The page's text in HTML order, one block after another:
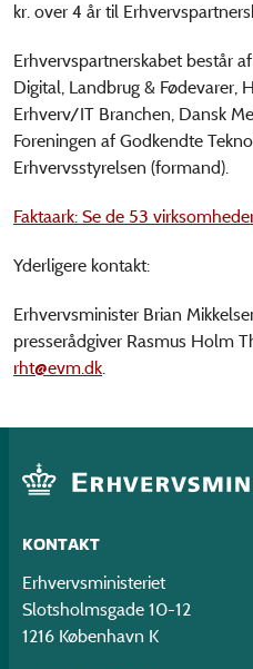
kr. over 4 år til
Erhvervspartnerskabet består
Digital, Landbrug & Fødevarer,
Erhverv/IT Branchen, Dansk
Foreningen af Godkendte
Erhvervsstyrelsen (formand).
Faktaark: Se de 53
Yderligere kontakt:
Erhvervsminister Brian
presserådgiver Rasmus Holm
rht@evm.dk.
KONTAKT
Erhvervsministeriet
Slotsholmsgade 10-12
1216 København K